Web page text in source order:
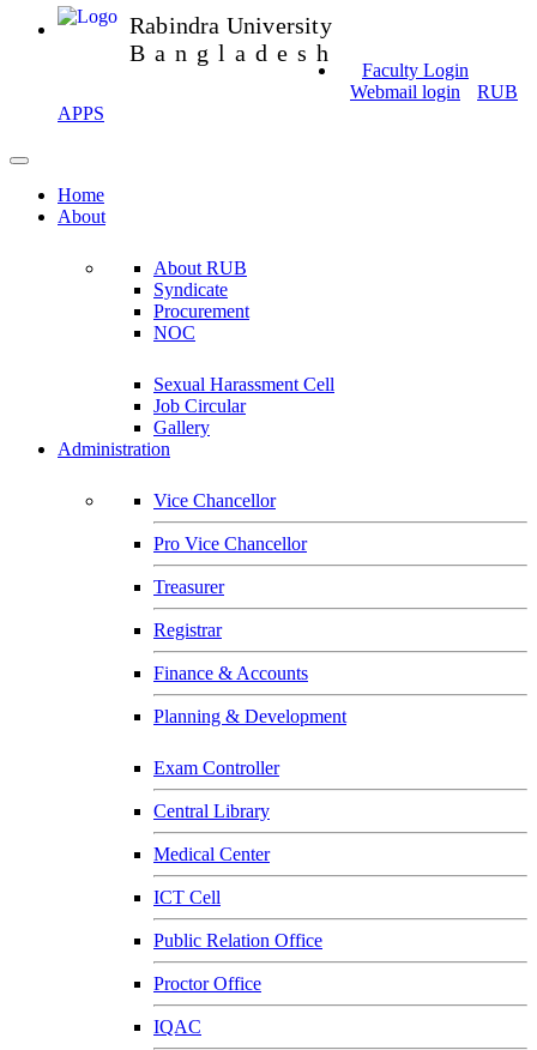
Rabindra University
Bangladesh
Faculty Login
Webmail login
RUB
APPS
Home
About
About RUB
Syndicate
Procurement
NOC
Sexual Harassment Cell
Job Circular
Gallery
Administration
Vice Chancellor
Pro Vice Chancellor
Treasurer
Registrar
Finance & Accounts
Planning & Development
Exam Controller
Central Library
Medical Center
ICT Cell
Public Relation Office
Proctor Office
IQAC